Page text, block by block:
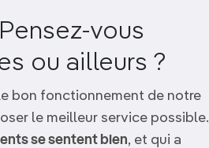
vous
ou ailleurs ?
bon fonctionnement de notre
le meilleur service possible.
se sentent bien, et qui a